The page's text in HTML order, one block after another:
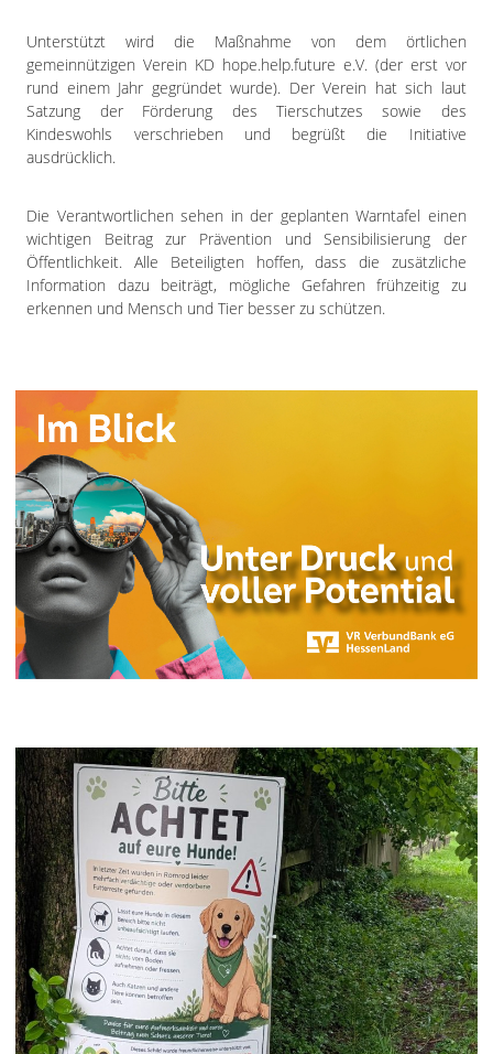
Unterstützt wird die Maßnahme von dem örtlichen
gemeinnützigen Verein KD hope.help.future e.V. (der erst vor
rund einem Jahr gegründet wurde). Der Verein hat sich laut
Satzung der Förderung des Tierschutzes sowie des
Kindeswohls verschrieben und begrüßt die Initiative
ausdrücklich.
Die Verantwortlichen sehen in der geplanten Warntafel einen
wichtigen Beitrag zur Prävention und Sensibilisierung der
Öffentlichkeit. Alle Beteiligten hoffen, dass die zusätzliche
Information dazu beiträgt, mögliche Gefahren frühzeitig zu
erkennen und Mensch und Tier besser zu schützen.